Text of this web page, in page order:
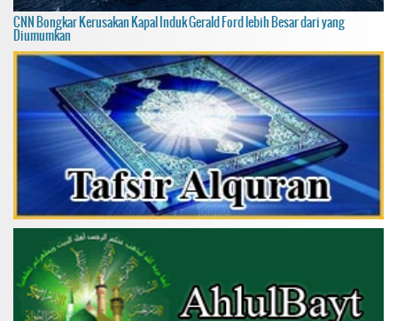
CNN Bongkar Kerusakan Kapal Induk Gerald Ford lebih Besar dari yang
Diumumkan